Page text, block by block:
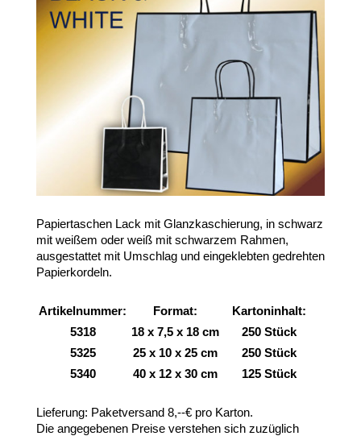
Papiertaschen Lack mit Glanzkaschierung, in schwarz
mit weißem oder weiß mit schwarzem Rahmen,
ausgestattet mit Umschlag und eingeklebten gedrehten
Papierkordeln.
Artikelnummer: Format:
Kartoninhalt:
5318
18 x 7,5 x 18 cm
250 Stück
5325
25 x 10 x 25 cm
250 Stück
5340
40 x 12 x 30 cm 125 Stück
Lieferung: Paketversand 8,--€ pro Karton.
Die angegebenen Preise verstehen sich zuzüglich